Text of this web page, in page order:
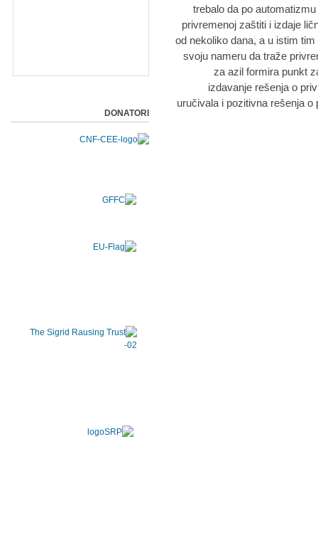
trebalo da po
privremenoj zaštiti i izdaje
od nekoliko dana, a u istim
svoju nameru da traže
za azil formira punkt
izdavanje rešenja o
uručivala i pozitivna rešenja
DONATORI